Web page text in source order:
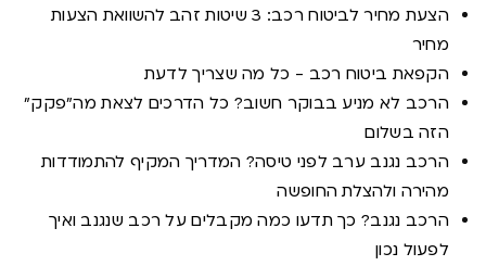
הצעת מחיר לביטוח רכב: 3 שיטות זהב להשוואת הצעות
מחיר
הקפאת ביטוח רכב - כל מה שצריך לדעת
הרכב לא מניע בבוקר חשוב? כל הדרכים לצאת מה"פקק"
הזה בשלום
הרכב נגנב ערב לפני טיסה? המדריך המקיף להתמודדות
מהירה ולהצלת החופשה
הרכב נגנב? כך תדעו כמה מקבלים על רכב שנגנב ואיך
לפעול נכון